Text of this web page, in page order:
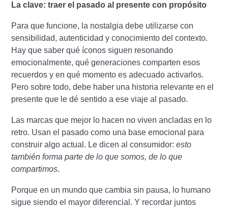
La clave: traer el pasado al presente con propósito
Para que funcione, la nostalgia debe utilizarse con
sensibilidad, autenticidad y conocimiento del contexto.
Hay que saber qué íconos siguen resonando
emocionalmente, qué generaciones comparten esos
recuerdos y en qué momento es adecuado activarlos.
Pero sobre todo, debe haber una historia relevante en el
presente que le dé sentido a ese viaje al pasado.
Las marcas que mejor lo hacen no viven ancladas en lo
retro. Usan el pasado como una base emocional para
construir algo actual. Le dicen al consumidor:esto
también forma parte de lo que somos, de lo que
compartimos.
Porque en un mundo que cambia sin pausa, lo humano
sigue siendo el mayor diferencial. Y recordar juntos